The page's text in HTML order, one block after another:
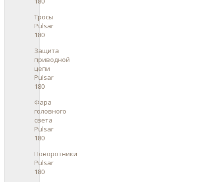
Тросы
Pulsar
180
Защита
приводной
цепи
Pulsar
180
Фара
головного
света
Pulsar
180
Поворотники
Pulsar
180